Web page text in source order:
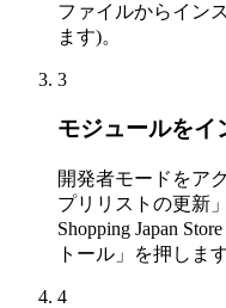
ファイルからイン
ます)。
3
モジュールをイ
開発者モードをア
プリリストの更新
Shopping Japan
トール」を押します
4